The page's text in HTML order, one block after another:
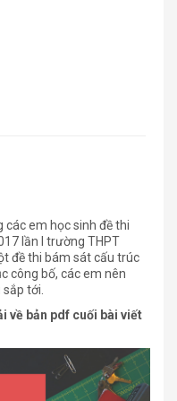
các em học sinh đề thi
lần I trường THPT
đề thi bám sát cấu trúc
công bố, các em nên
tới.
về bản pdf cuối bài viết